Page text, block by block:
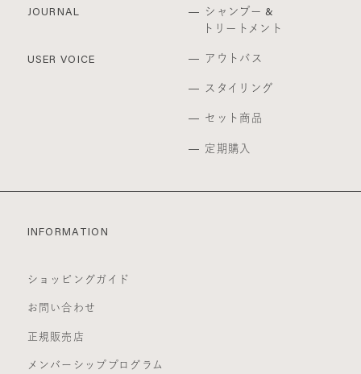
1. 当社は、以下の何れかが生じた場合には、会員に
事前に通知することなく、一時的に当サイトを中断
(a) 当サイトのシステムの保守を定期的に又は緊急
(b) 火災、停電等により当サイトの提供ができなく
(c) 地震、噴火、洪水、津波等の天災により当サイ
(d) 戦争、動乱、暴動、騒乱、労働争議等により当
(e) その他、運用上或は技術上当社が当サイトの一
いて一切の責任をも負わないものとします。
禁止事項
1. 当サイト上では以下の行為を禁止します。
(a) 他の会員、第三者又は当社の著作権、その他知
的所有権を侵害する行為
(b) 有害なコンピュータプログラム等を送信又は書
JOURNAL
USER VOICE
シャンプー &
トリートメント
アウトバス
スタイリング
セット商品
定期購入
INFORMATION
ショッピングガイド
お問い合わせ
正規販売店
メンバーシッププログラム